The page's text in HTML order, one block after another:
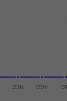
23h 00h